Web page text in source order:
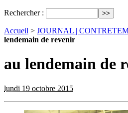
Rechercher :
Accueil > JOURNAL |
lendemain de revenir
au lendemain de
lundi 19 octobre 2015